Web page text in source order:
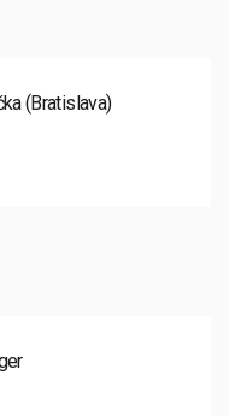
(Bratislava)